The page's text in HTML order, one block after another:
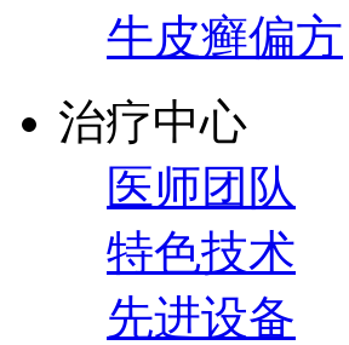
牛皮癣偏方
治疗中心
医师团队
特色技术
先进设备